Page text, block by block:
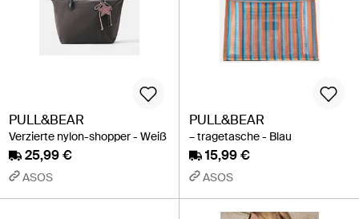
PULL&BEAR
Verzierte nylon-shopper - Weiß
25,99 €
ASOS
PULL&BEAR
– tragetasche - Blau
15,99 €
ASOS